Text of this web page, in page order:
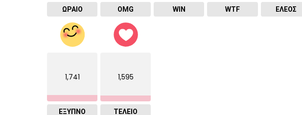
ΩΡΑΙΟ OMG WIN WTF ΕΛΕΟΣ
1,741
ΈΞΥΠΝΟ
1,595
ΤΕΛΕΙΟ